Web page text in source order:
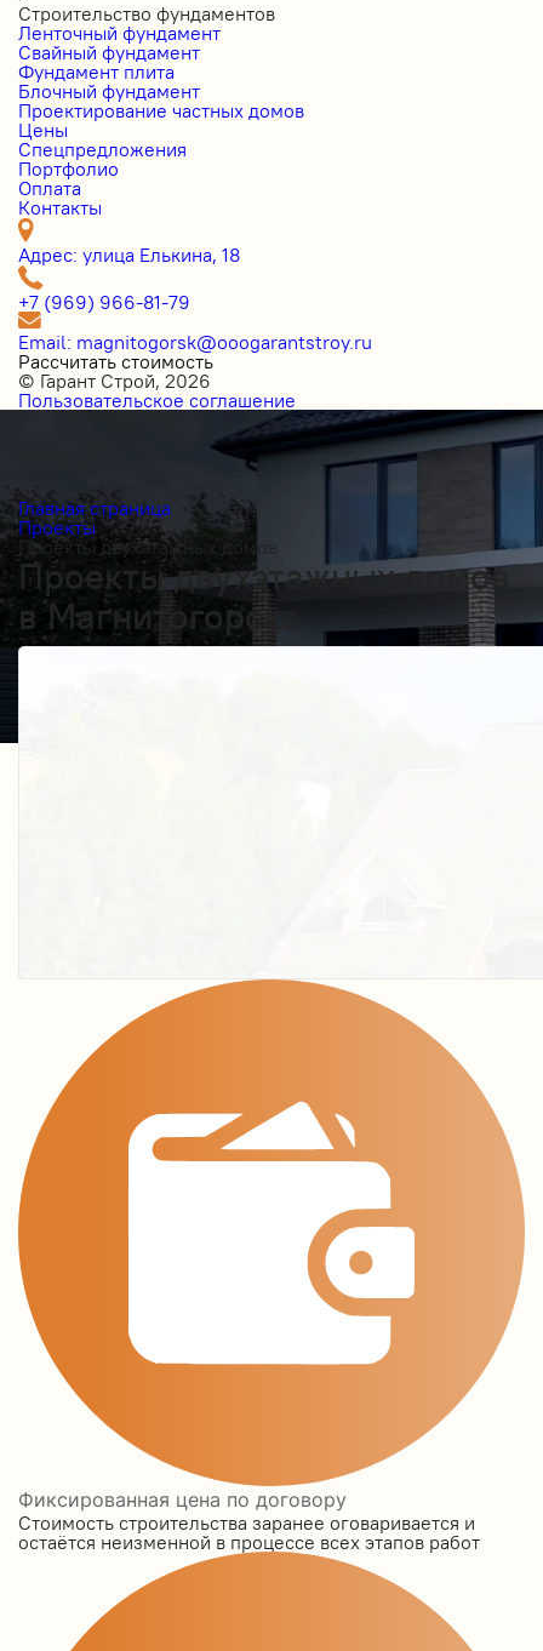
Строительство фундаментов
Ленточный фундамент
Свайный фундамент
Фундамент плита
Блочный фундамент
Проектирование частных домов
Цены
Cпецпредложения
Портфолио
Оплата
Контакты
Адрес: улица Елькина, 18
+7 (969) 966-81-79
Email: magnitogorsk@ooogarantstroy.ru
Рассчитать стоимость
© Гарант Строй, 2026
Пользовательское соглашение
Главная страница
Проекты
Проекты двухэтажных домов
Проекты двухэтажных домов
в Магнитогорске
Получить косультацию
Фиксированная цена по договору
Стоимость строительства заранее оговаривается и
остаётся неизменной в процессе всех этапов работ